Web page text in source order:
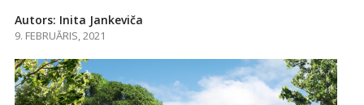
Autors: Inita Jankeviča
9. FEBRUĀRIS, 2021